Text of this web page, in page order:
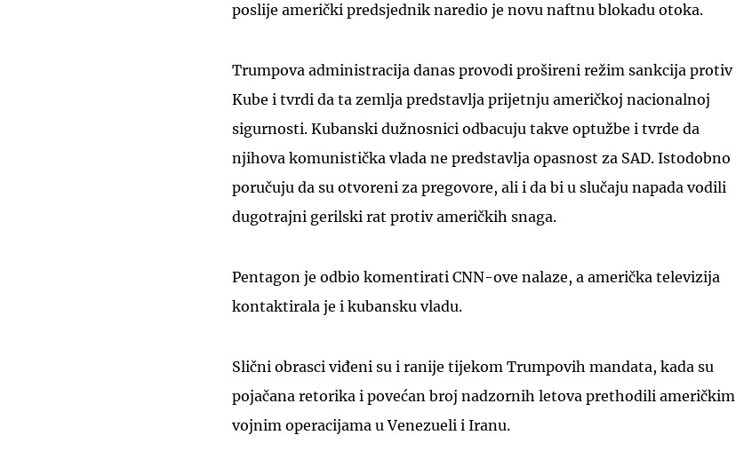
poslije američki predsjednik naredio je novu naftnu blokadu otoka.
Trumpova administracija danas provodi prošireni režim sankcija protiv
Kube i tvrdi da ta zemlja predstavlja prijetnju američkoj nacionalnoj
sigurnosti. Kubanski dužnosnici odbacuju takve optužbe i tvrde da
njihova komunistička vlada ne predstavlja opasnost za SAD. Istodobno
poručuju da su otvoreni za pregovore, ali i da bi u slučaju napada vodili
dugotrajni gerilski rat protiv američkih snaga.
Pentagon je odbio komentirati CNN-ove nalaze, a američka televizija
kontaktirala je i kubansku vladu.
Slični obrasci viđeni su i ranije tijekom Trumpovih mandata, kada su
pojačana retorika i povećan broj nadzornih letova prethodili američkim
vojnim operacijama u Venezueli i Iranu.